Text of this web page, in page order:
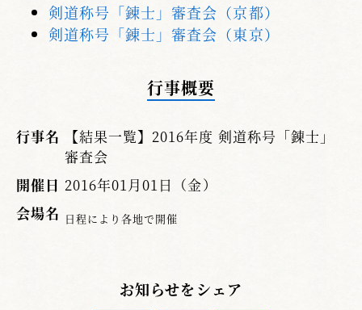
剣道称号「錬士」審査会（京都）
剣道称号「錬士」審査会（東京）
行事概要
行事名
【結果一覧】2016年度 剣道称号「錬士」
審査会
開催日 2016年01月01日（金）
会場名 日程により各地で開催
お知らせをシェア